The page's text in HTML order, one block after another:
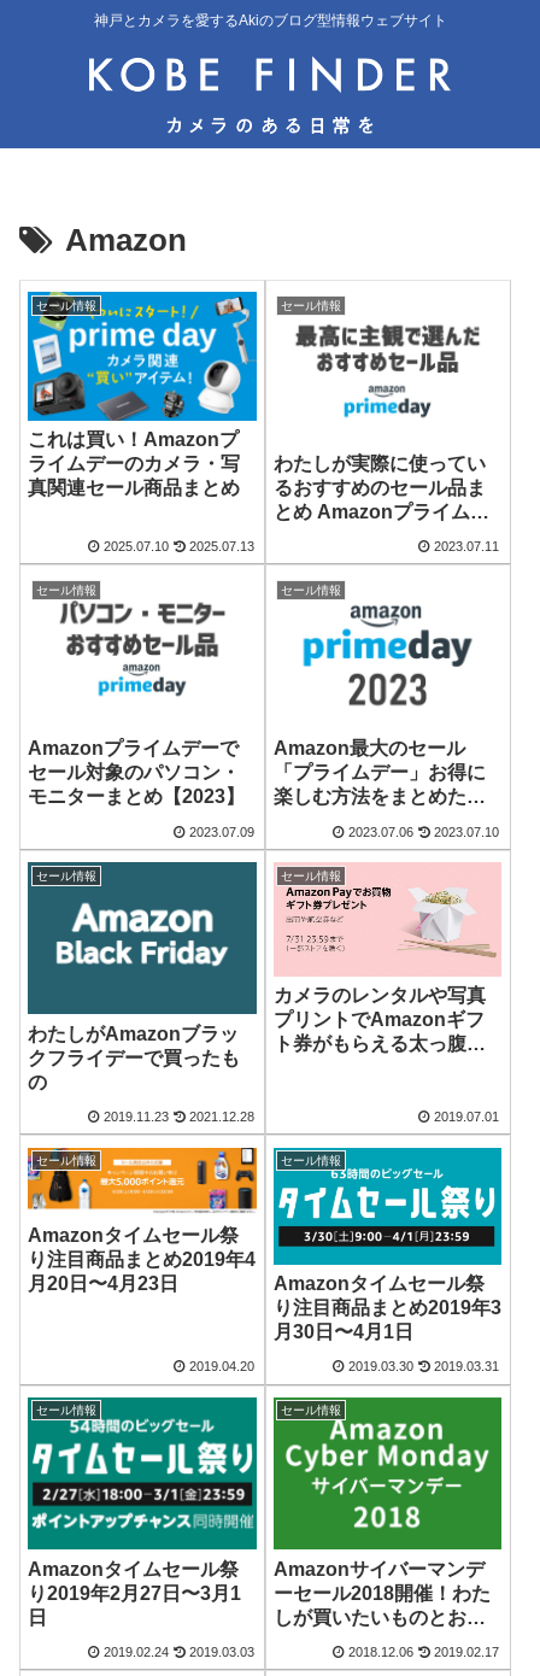
神戸とカメラを愛するAkiのブログ型情報ウェブサイト
Amazon
セール情報
これは買い！Amazonプ
ライムデーのカメラ・写
真関連セール商品まとめ
2025.07.10 2025.07.13
セール情報
わたしが実際に使ってい
るおすすめのセール品ま
とめ Amazonプライムデ
2023.07.11
セール情報
Amazonプライムデーで
セール対象のパソコン・
モニターまとめ【2023】
2023.07.09
セール情報
Amazon最大のセール
「プライムデー」お得に
楽しむ方法をまとめたよ
2023.07.06 2023.07.10
セール情報
わたしがAmazonブラッ
クフライデーで買ったも
の
2019.11.23 2021.12.28
セール情報
カメラのレンタルや写真
プリントでAmazonギフ
ト券がもらえる太っ腹な
2019.07.01
セール情報
Amazonタイムセール祭
り注目商品まとめ2019年4
月20日〜4月23日
2019.04.20
セール情報
Amazonタイムセール祭
り注目商品まとめ2019年3
月30日〜4月1日
2019.03.30 2019.03.31
セール情報
Amazonタイムセール祭
り2019年2月27日〜3月1
日
2019.02.24 2019.03.03
セール情報
Amazonサイバーマンデ
ーセール2018開催！わた
しが買いたいものとおす
すめ商品
2018.12.06 2019.02.17